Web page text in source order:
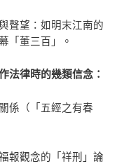
聲望：如明末江南的
「董三百」。
法律時的幾類信念：
係（「五經之有春
報觀念的「祥刑」論